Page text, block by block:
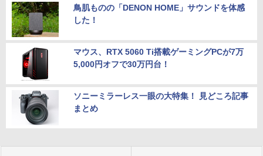
鳥肌ものの「DENON HOME」サウンドを体感
した！
マウス、RTX 5060 Ti搭載ゲーミングPCが7万
5,000円オフで30万円台！
ソニーミラーレス一眼の大特集！ 見どころ記事
まとめ